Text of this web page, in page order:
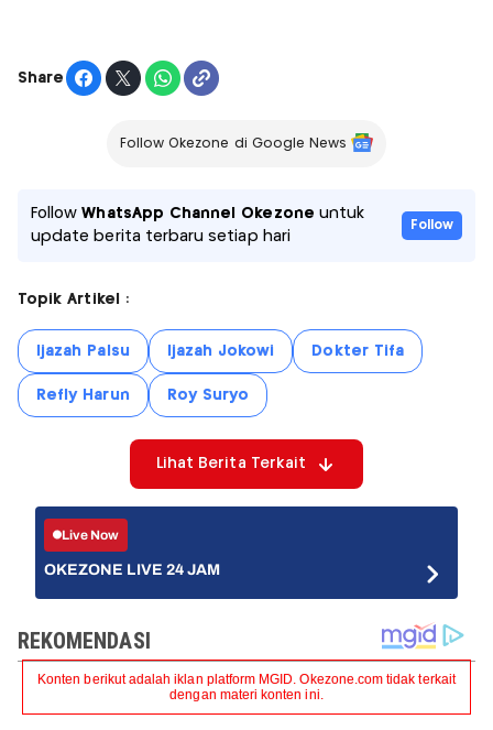
Share
Follow Okezone di Google News
FollowWhatsApp Channel Okezone untuk
update berita terbaru setiap hari
Follow
Topik Artikel :
Ijazah Palsu Ijazah Jokowi Dokter Tifa
Refly Harun Roy Suryo
Lihat Berita Terkait
Live Now
OKEZONE LIVE 24 JAM